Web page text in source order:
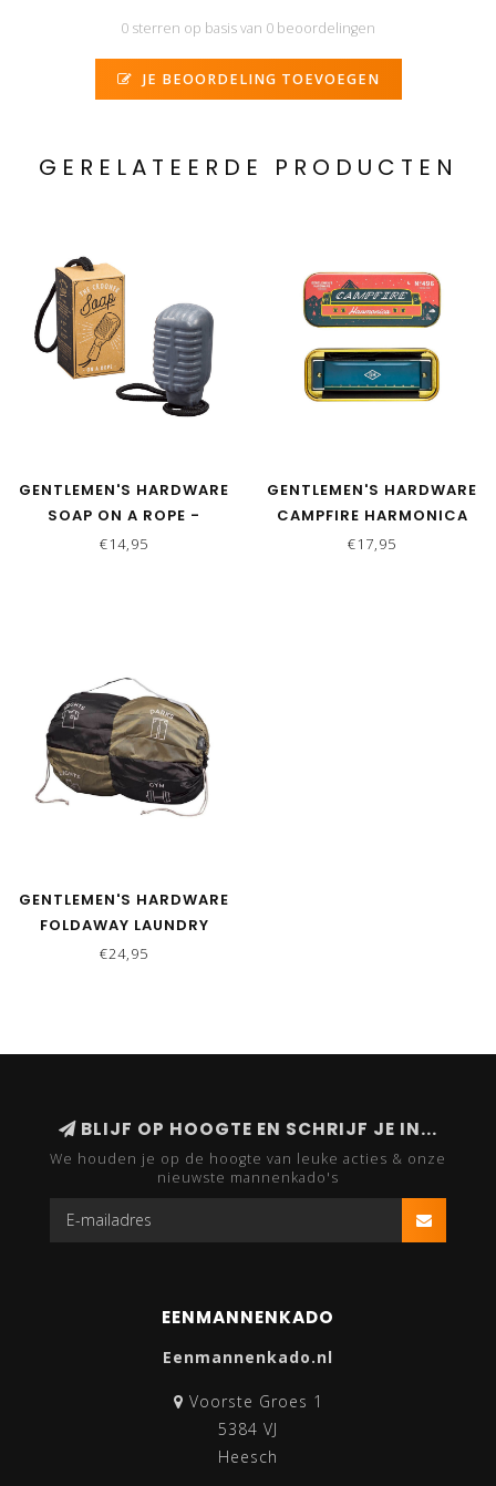
0 sterren op basis van 0 beoordelingen
JE BEOORDELING TOEVOEGEN
GERELATEERDE PRODUCTEN
GENTLEMEN'S HARDWARE
SOAP ON A ROPE -
CROONER
€14,95
GENTLEMEN'S HARDWARE
CAMPFIRE HARMONICA
€17,95
GENTLEMEN'S HARDWARE
FOLDAWAY LAUNDRY
DIVIDER BAG
€24,95
BLIJF OP HOOGTE EN SCHRIJF JE IN...
We houden je op de hoogte van leuke acties & onze
nieuwste mannenkado's
EENMANNENKADO
Eenmannenkado.nl
Voorste Groes 1
5384 VJ
Heesch